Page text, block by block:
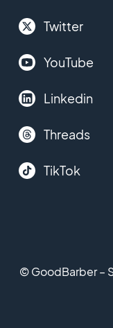
Twitter
YouTube
Linkedin
Threads
TikTok
© GoodBarber –